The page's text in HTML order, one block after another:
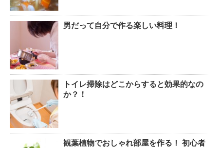
男だって自分で作る楽しい料理！
トイレ掃除はどこからすると効果的なの
か？！
観葉植物でおしゃれ部屋を作る！ 初心者